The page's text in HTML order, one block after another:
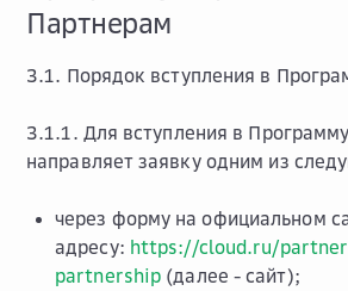
Партнерам
3.1. Порядок вступления в
3.1.1. Для вступления в
направляет заявку одним из
через форму на официальном
адресу: https://cloud.ru/
partnership (далее - сайт);